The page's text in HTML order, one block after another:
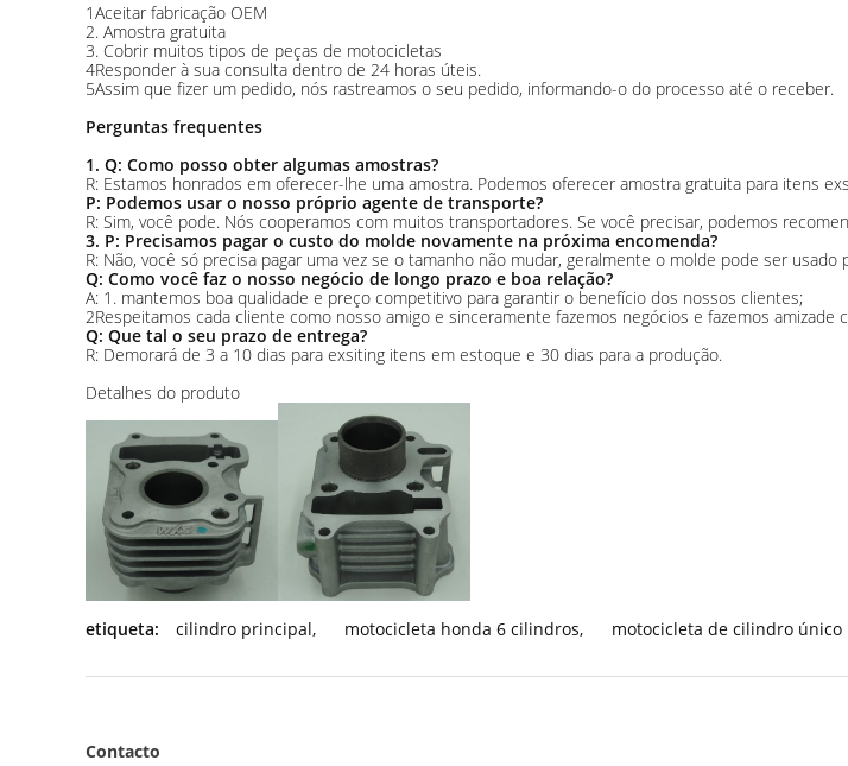
1Aceitar fabricação OEM
2. Amostra gratuita
3. Cobrir muitos tipos de peças de motocicletas
4Responder à sua consulta dentro de 24 horas úteis.
5Assim que fizer um pedido, nós rastreamos o seu pedido, informando-o do processo até o receber.
Perguntas frequentes
1. Q: Como posso obter algumas amostras?
R: Estamos honrados em oferecer-lhe uma amostra. Podemos oferecer amostra gratuita para itens
P: Podemos usar o nosso próprio agente de transporte?
R: Sim, você pode. Nós cooperamos com muitos transportadores. Se você precisar, podemos
3. P: Precisamos pagar o custo do molde novamente na próxima encomenda?
R: Não, você só precisa pagar uma vez se o tamanho não mudar, geralmente o molde pode ser
Q: Como você faz o nosso negócio de longo prazo e boa relação?
A: 1. mantemos boa qualidade e preço competitivo para garantir o benefício dos nossos clientes;
2Respeitamos cada cliente como nosso amigo e sinceramente fazemos negócios e fazemos amizade
Q: Que tal o seu prazo de entrega?
R: Demorará de 3 a 10 dias para exsiting itens em estoque e 30 dias para a produção.
Detalhes do produto
etiqueta: cilindro principal, motocicleta honda 6 cilindros, motocicleta de cilindro único
Contacto